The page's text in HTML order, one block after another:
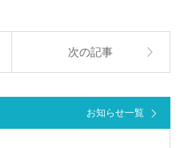
次の記事
お知らせ一覧